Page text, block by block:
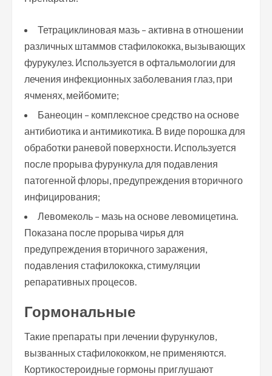
Тетрациклиновая мазь – активна в отношении
различных штаммов стафилококка, вызывающих
фурукулез. Используется в офтальмологии для
лечения инфекционных заболевания глаз, при
ячменях, мейбомите;
Банеоцин – комплексное средство на основе
антибиотика и антимикотика. В виде порошка для
обработки раневой поверхности. Используется
после прорыва фурункула для подавления
патогенной флоры, предупреждения вторичного
инфицирования;
Левомеколь – мазь на основе левомицетина.
Показана после прорыва чирья для
предупреждения вторичного заражения,
подавления стафилококка, стимуляции
репаративных процесов.
Гормональные
Такие препараты при лечении фурункулов,
вызванных стафилококком, не применяются.
Кортикостероидные гормоны приглушают